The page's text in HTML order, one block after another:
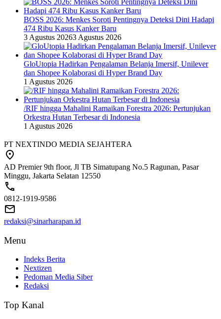
BOSS 2026: Menkes Soroti Pentingnya Deteksi Dini Hadapi
474 Ribu Kasus Kanker Baru
3 Agustus 20263 Agustus 2026
GloUtopia Hadirkan Pengalaman Belanja Imersif, Unilever
dan Shopee Kolaborasi di Hyper Brand Day
1 Agustus 2026
/RIF hingga Mahalini Ramaikan Forestra 2026: Pertunjukan
Orkestra Hutan Terbesar di Indonesia
1 Agustus 2026
PT NEXTINDO MEDIA SEJAHTERA
AD Premier 9th floor, Jl TB Simatupang No.5 Ragunan, Pasar
Minggu, Jakarta Selatan 12550
0812-1919-9586
redaksi@sinarharapan.id
Menu
Indeks Berita
Nextizen
Pedoman Media Siber
Redaksi
Top Kanal